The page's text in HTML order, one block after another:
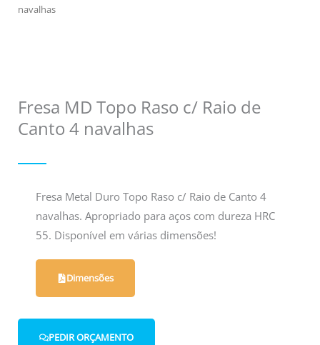
navalhas
Fresa MD Topo Raso c/ Raio de
Canto 4 navalhas
Fresa Metal Duro Topo Raso c/ Raio de Canto 4
navalhas. Apropriado para aços com dureza HRC
55. Disponível em várias dimensões!
Dimensões
PEDIR ORÇAMENTO